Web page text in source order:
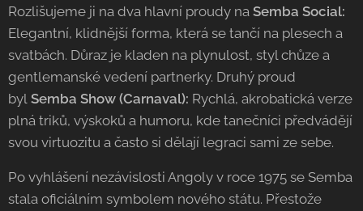
Rozlišujeme ji na dva hlavní proudy na Semba Social:
Elegantní, klidnější forma, která se tančí na plesech a
svatbách. Důraz je kladen na plynulost, styl chůze a
gentlemanské vedení partnerky. Druhý proud
byl Semba Show (Carnaval): Rychlá, akrobatická verze
plná triků, výskoků a humoru, kde tanečníci předvádějí
svou virtuozitu a často si dělají legraci sami ze sebe.
Po vyhlášení nezávislosti Angoly v roce 1975 se Semba
stala oficiálním symbolem nového státu. Přestože